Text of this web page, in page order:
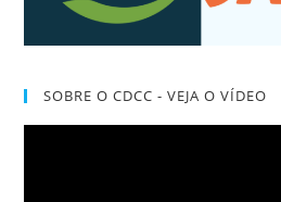
SOBRE O CDCC - VEJA O VÍDEO